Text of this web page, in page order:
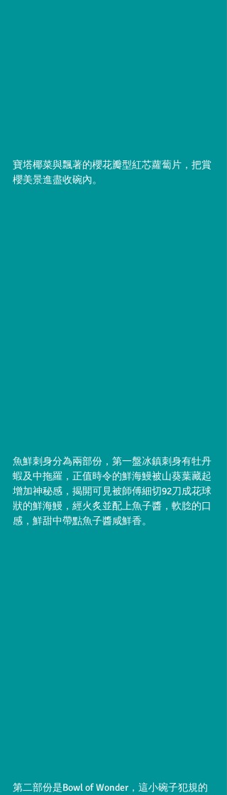
寶塔椰菜與飄著的櫻花瓣型紅芯蘿蔔片，把賞
櫻美景進盡收碗內。
魚鮮刺身分為兩部份，第一盤冰鎮刺身有牡丹
蝦及中拖羅，正值時令的鮮海鰻被山葵葉藏起
增加神秘感，揭開可見被師傅細切92刀成花球
狀的鮮海鰻，經火炙並配上魚子醬，軟腍的口
感，鮮甜中帶點魚子醬咸鮮香。
第二部份是Bowl of Wonder，這小碗子犯規的